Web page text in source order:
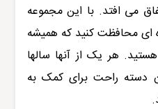
می افتد. با این مجموعه
ای محافظت کنید که همیشه
هر یک از آنها سالها
دسته راحت برای کمک به